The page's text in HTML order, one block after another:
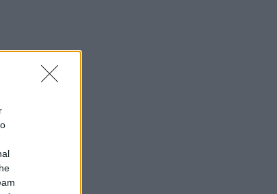
πρόκληση στο Αιγαίο
«Καμία νομική συνέπεια»
- 21:45
ενέκρινε νέες
της Ρωσίας - Δασμοί
πετρέλαιο και αέριο
- 21:19